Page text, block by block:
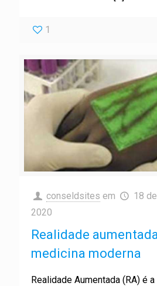
1
conseldsites em
18
2020
Realidade
medicina moderna
Realidade Aumentada (RA) é